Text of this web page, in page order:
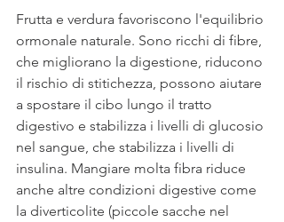
Frutta e verdura favoriscono l'equilibrio
ormonale naturale. Sono ricchi di fibre,
che migliorano la digestione, riducono
il rischio di stitichezza, possono aiutare
a spostare il cibo lungo il tratto
digestivo e stabilizza i livelli di glucosio
nel sangue, che stabilizza i livelli di
insulina. Mangiare molta fibra riduce
anche altre condizioni digestive come
la diverticolite (piccole sacche nel